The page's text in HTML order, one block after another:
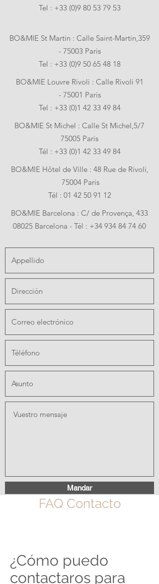
Tel : +33 (0)9 80 53 79 53
BO&MIE St Martin : Calle Saint-Martin,359
- 75003 Paris
Tel : +33 (0)9 50 65 48 18
BO&MIE Louvre Rivoli : Calle Rivoli 91
- 75001 Paris
Tel : +33 (0)1 42 33 49 84
BO&MIE St Michel : Calle St Michel,5/7
75005 Paris
Tél : +33 (0)1 42 33 49 84
BO&MIE Hôtel de Ville : 48 Rue de Rivoli,
75004 Paris
Tél : 01 42 50 91 12
BO&MIE Barcelona : C/ de Provença, 433
08025 Barcelona - Tél : +34 934 84 74 60
Mandar
FAQ Contacto
¿Cómo puedo
contactaros para